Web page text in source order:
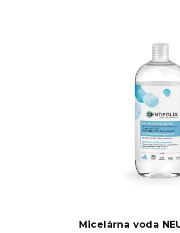
Micelárna voda